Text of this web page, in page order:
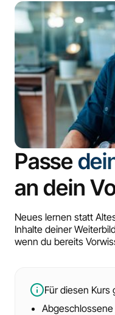
Passe
an dein
Neues lernen statt
Inhalte deiner
wenn du bereits
Für diesen